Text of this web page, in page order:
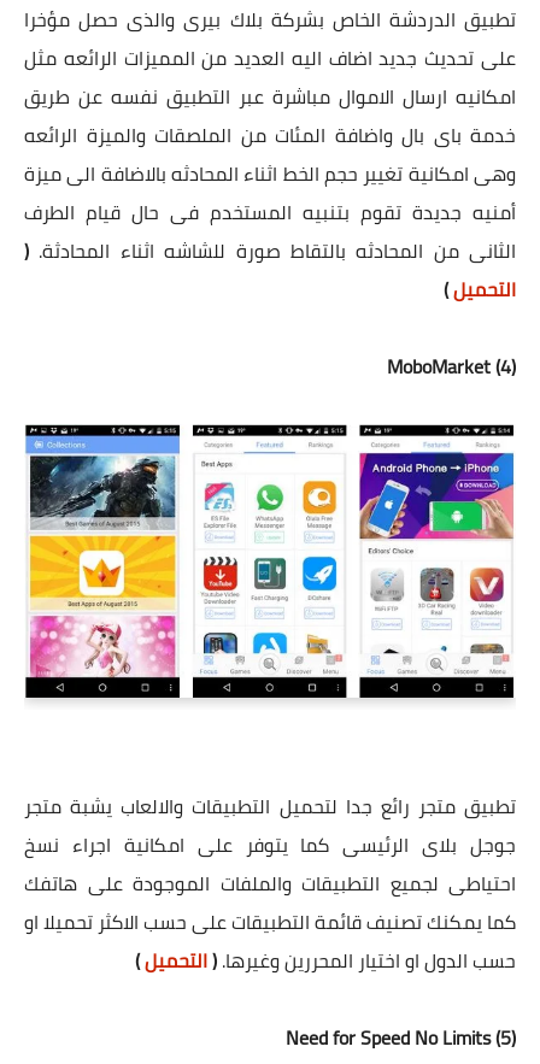
تطبيق الدردشة الخاص بشركة بلاك بيرى والذى حصل مؤخرا
على تحديث جديد اضاف اليه العديد من المميزات الرائعه مثل
امكانيه ارسال الاموال مباشرة عبر التطبيق نفسه عن طريق
خدمة باى بال واضافة المئات من الملصقات والميزة الرائعه
وهى امكانية تغيير حجم الخط اثناء المحادثه بالاضافة الى ميزة
أمنيه جديدة تقوم بتنبيه المستخدم فى حال قيام الطرف
الثانى من المحادثه بالتقاط صورة للشاشه اثناء المحادثة. (
التحميل)
(4) MoboMarket
تطبيق متجر رائع جدا لتحميل التطبيقات والالعاب يشبة متجر
جوجل بلاى الرئيسى كما يتوفر على امكانية اجراء نسخ
احتياطى لجميع التطبيقات والملفات الموجودة على هاتفك
كما يمكنك تصنيف قائمة التطبيقات على حسب الاكثر تحميلا او
حسب الدول او اختيار المحررين وغيرها.(التحميل)
(5) Need for Speed No Limits